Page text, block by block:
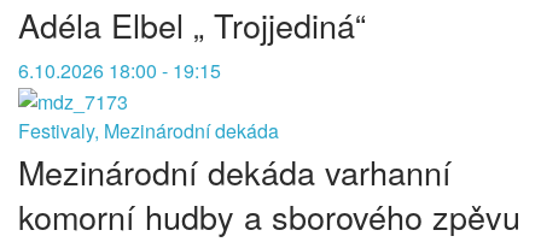
Adéla Elbel „ Trojjediná“
6.10.2026 18:00 - 19:15
Festivaly, Mezinárodní dekáda
Mezinárodní dekáda varhanní
komorní hudby a sborového zpěvu